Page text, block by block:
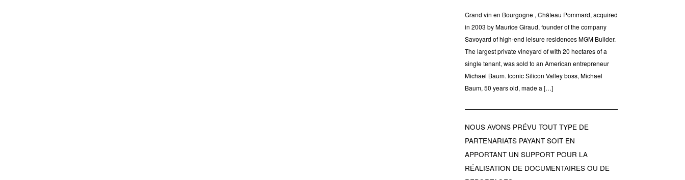
Grand vin en Bourgogne , Château Pommard, acquired
in 2003 by Maurice Giraud, founder of the company
Savoyard of high-end leisure residences MGM Builder.
The largest private vineyard of with 20 hectares of a
single tenant, was sold to an American entrepreneur
Michael Baum. Iconic Silicon Valley boss, Michael
Baum, 50 years old, made a […]
NOUS AVONS PRÉVU TOUT TYPE DE
PARTENARIATS PAYANT SOIT EN
APPORTANT UN SUPPORT POUR LA
RÉALISATION DE DOCUMENTAIRES OU DE